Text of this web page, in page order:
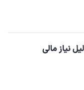
نیاز مالی